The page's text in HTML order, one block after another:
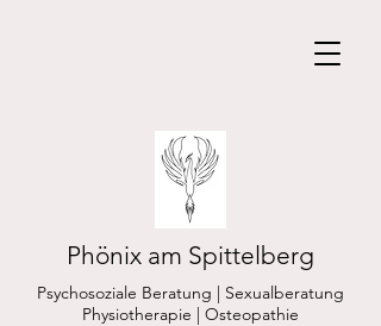
Phönix am Spittelberg
Psychosoziale Beratung | Sexualberatung
Physiotherapie | Osteopathie